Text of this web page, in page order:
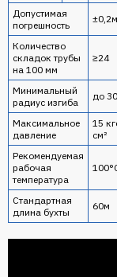
Допустимая
погрешность
Количество
складок трубы
на 100 мм
≥24
Минимальный
радиус изгиба
до
Максимальное
давление
15
см²
Рекомендуемая
рабочая
температура
Стандартная
длина бухты
60м